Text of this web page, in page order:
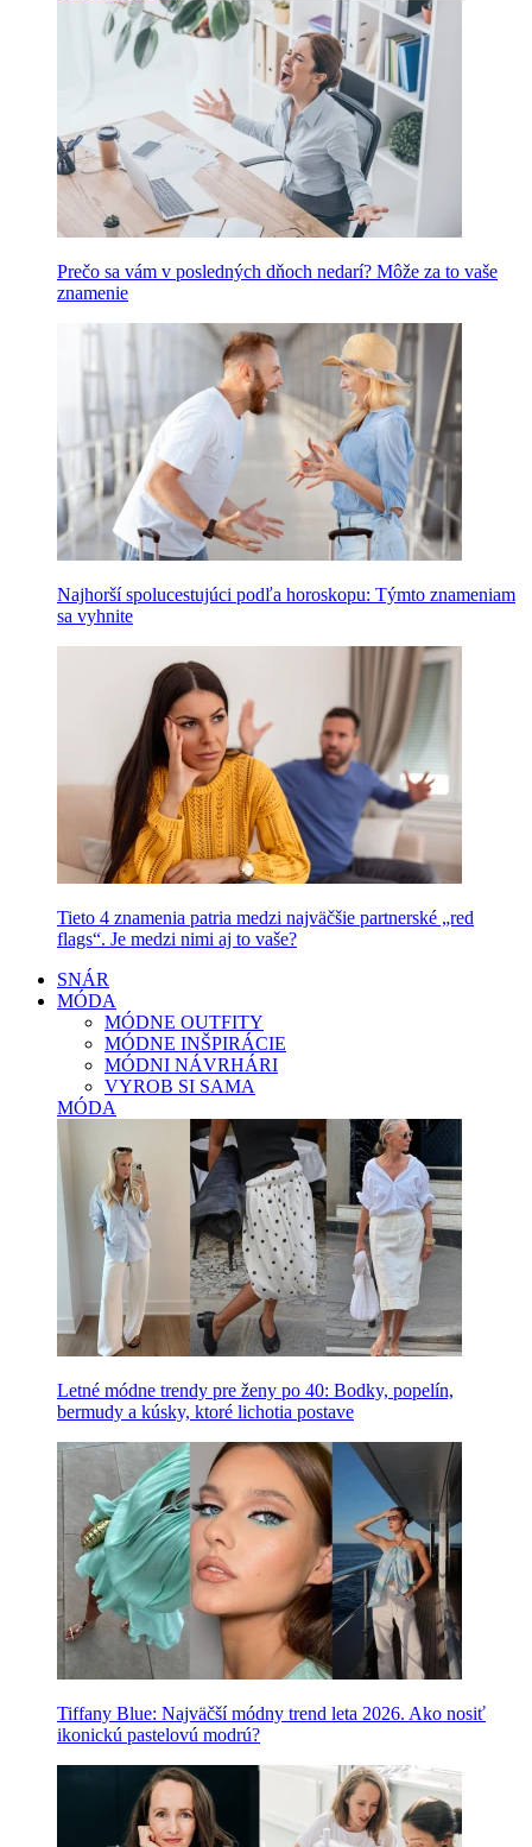
Prečo sa vám v posledných dňoch nedarí? Môže za to vaše
znamenie
Najhorší spolucestujúci podľa horoskopu: Týmto znameniam
sa vyhnite
Tieto 4 znamenia patria medzi najväčšie partnerské „red
flags“. Je medzi nimi aj to vaše?
SNÁR
MÓDA
MÓDNE OUTFITY
MÓDNE INŠPIRÁCIE
MÓDNI NÁVRHÁRI
VYROB SI SAMA
MÓDA
Letné módne trendy pre ženy po 40: Bodky, popelín,
bermudy a kúsky, ktoré lichotia postave
Tiffany Blue: Najväčší módny trend leta 2026. Ako nosiť
ikonickú pastelovú modrú?